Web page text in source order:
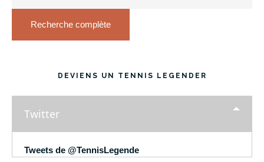
Recherche complète
DEVIENS UN TENNIS LEGENDER
Twitter
Tweets de @TennisLegende